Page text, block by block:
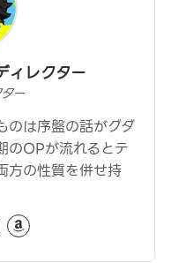
ィレクター
ー
のは序盤の話がグダ
のOPが流れるとテ
方の性質を併せ持